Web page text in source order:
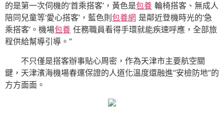
的是第一次伺機的‘首乘搭客’，黃色是包養 輪椅搭客、無成人
陪同兒童等‘愛心搭客’，藍色則 包養網 是鄰近登機時光的‘急
乘搭客’。機場包養 任務職員看得手環就能疾速呼應，全部旅
程供給幫導引導。”
不只僅是搭客辦事貼心周密，作為天津市主要航空關
鍵，天津濱海機場春運保證的人道化溫度還融進“安檢防地”的
方方面面。